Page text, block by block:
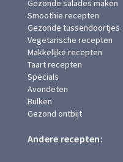
Gezonde salades maken
Smoothie recepten
Gezonde tussendoortjes
Vegetarische recepten
Makkelijke recepten
Taart recepten
Specials
Avondeten
Bulken
Gezond ontbijt
Andere recepten: